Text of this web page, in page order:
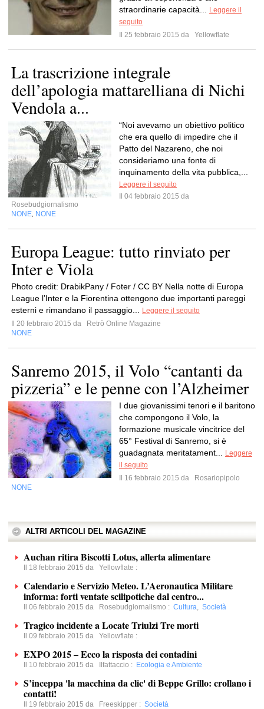
straordinarie capacità...
Leggere il
seguito
Il 25 febbraio 2015 da
Yellowflate
La trascrizione integrale
dell’apologia mattarelliana di Nichi
Vendola a...
“Noi avevamo un obiettivo politico
che era quello di impedire che il
Patto del Nazareno, che noi
consideriamo una fonte di
inquinamento della vita pubblica,...
Leggere il seguito
Il 04 febbraio 2015 da
Rosebudgiornalismo
NONE NONE
Europa League: tutto rinviato per
Inter e Viola
Photo credit: DrabikPany / Foter / CC BY Nella notte di Europa
League l’Inter e la Fiorentina ottengono due importanti pareggi
esterni e rimandano il passaggio...
Leggere il seguito
Il 20 febbraio 2015 da
Retrò Online Magazine
NONE
Sanremo 2015, il Volo “cantanti da
pizzeria” e le penne con l’Alzheimer
I due giovanissimi tenori e il baritono
che compongono il Volo, la
formazione musicale vincitrice del
65° Festival di Sanremo, si è
guadagnata meritatament...
Leggere
il seguito
Il 16 febbraio 2015 da
Rosariopipolo
NONE
ALTRI ARTICOLI DEL MAGAZINE
Auchan ritira Biscotti Lotus, allerta alimentare
Il 18 febbraio 2015 da Yellowflate :
Calendario e Servizio Meteo. L’Aeronautica Militare
informa: forti ventate scilipotiche dal centro...
Il 06 febbraio 2015 da Rosebudgiornalismo : Cultura, Società
Tragico incidente a Locate Triulzi Tre morti
Il 09 febbraio 2015 da Yellowflate :
EXPO 2015 – Ecco la risposta dei contadini
Il 10 febbraio 2015 da Ilfattaccio : Ecologia e Ambiente
S’inceppa 'la macchina da clic' di Beppe Grillo: crollano i
contatti!
Il 19 febbraio 2015 da Freeskipper : Società